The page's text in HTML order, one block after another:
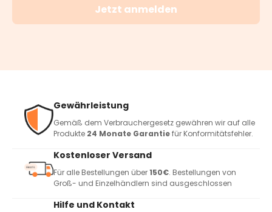
Jetzt anmelden
Gewährleistung
Gemäß dem Verbrauchergesetz gewähren wir auf alle
Produkte 24 Monate Garantiefür Konformitätsfehler.
Kostenloser Versand
Für alle Bestellungen über150€. Bestellungen von
Groß- und Einzelhändlern sind ausgeschlossen
Hilfe und Kontakt